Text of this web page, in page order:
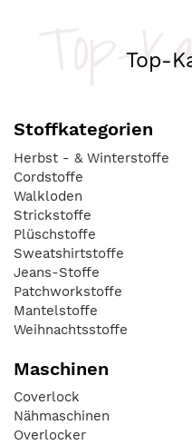
Top-
Top-
Stoffkategorien
Herbst - & Winterstoffe
Cordstoffe
Walkloden
Strickstoffe
Plüschstoffe
Sweatshirtstoffe
Jeans-Stoffe
Patchworkstoffe
Mantelstoffe
Weihnachtsstoffe
Maschinen
Coverlock
Nähmaschinen
Overlocker